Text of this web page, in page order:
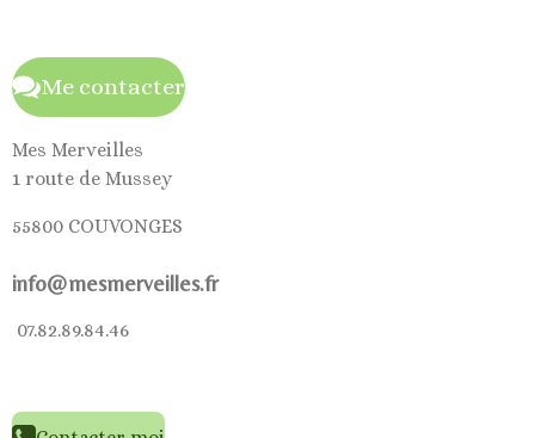
Me contacter
Mes Merveilles
1 route de Mussey
55800 COUVONGES
info@mesmerveilles.fr
07.82.89.84.46